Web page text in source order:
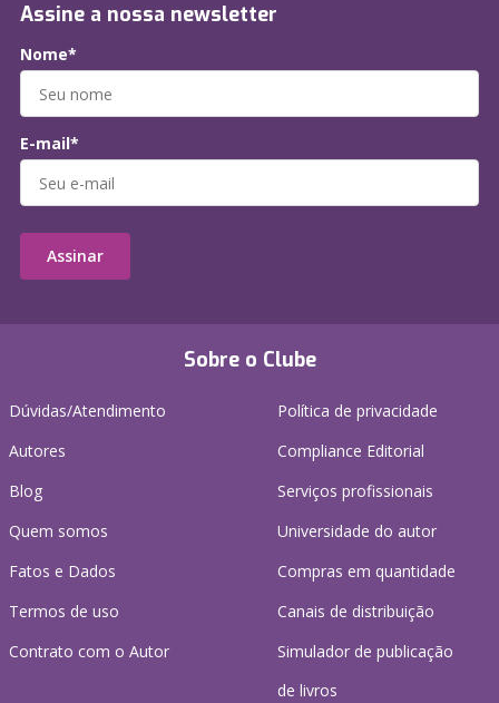
Sobre o Clube
Dúvidas/Atendimento
Autores
Blog
Quem somos
Fatos e Dados
Termos de uso
Contrato com o Autor
Política de privacidade
Compliance Editorial
Serviços profissionais
Universidade do autor
Compras em quantidade
Canais de distribuição
Simulador de publicação
de livros
Assine a nossa newsletter
Nome*
E-mail*
Assinar